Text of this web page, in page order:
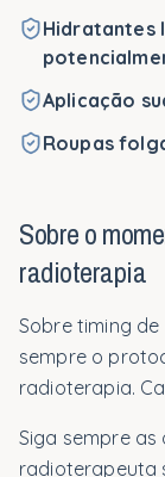
Quem Somos
Hidratantes
Aplicação
Roupas
Sobre o
radioterapia
Sobre timing
sempre o
radioterapia.
Siga sempre
radioterapeuta